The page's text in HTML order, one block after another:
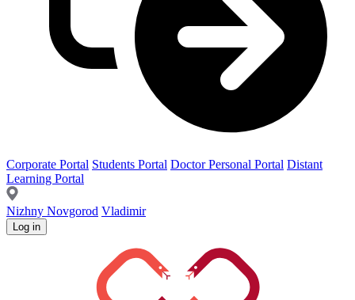
Corporate Portal Students Portal Doctor Personal Portal Distant
Learning Portal
Nizhny Novgorod Vladimir
Log in